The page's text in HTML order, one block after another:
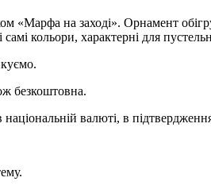
«Марфа на заході». Орнамент
кольори, характерні для
безкоштовна.
валюті, в